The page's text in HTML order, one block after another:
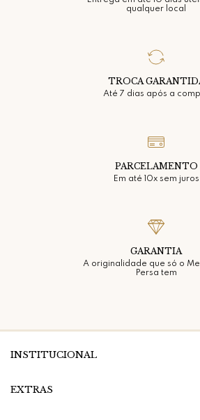
qualquer local
TROCA
Até 7 dias após a
PARCELAMENTO
Em até 10x sem juros
GARANTIA
A originalidade que só o
Persa tem
INSTITUCIONAL
EXTRAS